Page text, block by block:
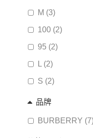
M (3)
100 (2)
95 (2)
L (2)
S (2)
品牌
BURBERRY